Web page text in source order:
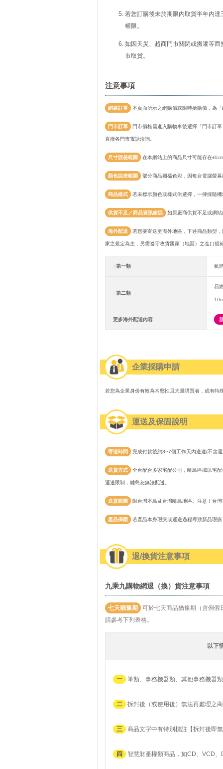
若您訂購後未於期限內取貨半年內
權限。
如因天災、超商門市關閉或搬遷等
市取貨。
注意事項
網路訂單 本頁面所示之網購價或限時搶購價，為
門市訂單 門市價格需進入購物車後選擇「門市訂
直撥各門市電話洽詢。
尺寸誤差範圍 在本網站上的商品尺寸可能存在
顏色誤差範圍 部分商品圖檔色彩，因每台電腦螢
商品樣式 若未標示顏色或樣式供選擇，一律採隨
供貨不足／商品資訊錯誤 如原廠商供貨不足或網
海外配送 若您要寄送至海外地區，下述商品類型
家之規定為主，另需遵守收貨國家（地區）之進口規
≡第一類 氣
≡第二類
易
更多海外配送內容
企業採購申請
若您為企業身份有較為常態性且大量購買者，或有特
運送及保固說明
寄送時間 完成付款後約3~7個工作天內送達(不含
送貨方式 全台配合多家宅配公司，離島區域以宅
運送限制，離島恕無法配送。
送貨範圍 限台灣本島及台灣離島地區。注意！台
產品保固 若產品本身瑕疵或運送過程導致新品瑕
退/換貨注意事項
九乘九購物網退（換）貨注意事項
七天猶豫期
可於七天商品猶豫期（含例假
請參考下列表格。
以下
一 筆類、事務機器類、其他事務機器
二 拆封後（或使用後）無法再處理之
三 商品文字中有特別標註【拆封後即
四 智慧財產權類商品，如CD、VCD